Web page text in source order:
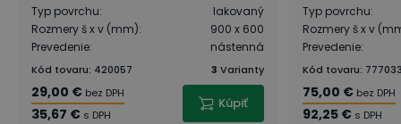
Typ povrchu:
lakovaný
Rozmery š x v (mm):
900 x 600
Prevedenie: nástenná
Kód tovaru: 420057 3 Varianty
29,00 € bez DPH
35,67 € s DPH
Kúpiť
Typ povrchu:
Rozmery š x v
Prevedenie:
Kód tovaru:
75,00 € bez DPH
92,25 € s DPH